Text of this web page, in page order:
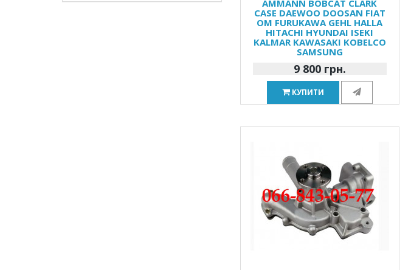
AMMANN BOBCAT CLARK
CASE DAEWOO DOOSAN FIAT
OM FURUKAWA GEHL HALLA
HITACHI HYUNDAI ISEKI
KALMAR KAWASAKI KOBELCO
SAMSUNG
9 800 грн.
КУПИТИ